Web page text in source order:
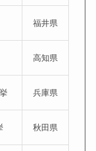
福井県
高知県
兵庫県
秋田県